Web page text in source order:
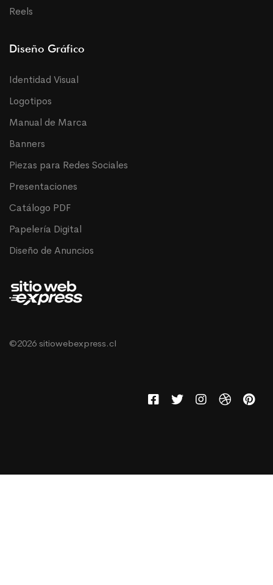
Reels
Diseño Gráfico
Identidad Visual
Logotipos
Manual de Marca
Banners
Piezas para Redes Sociales
Presentaciones
Catálogo PDF
Papelería Digital
Diseño de Anuncios
©2026 sitiowebexpress.cl